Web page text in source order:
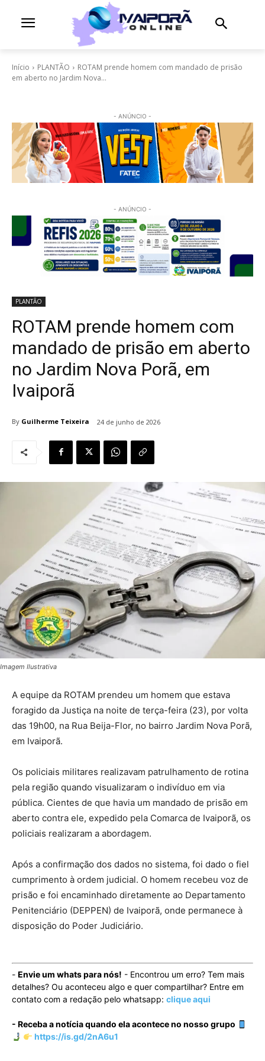
Início PLANTÃO
ROTAM prende homem com mandado de prisão
em aberto no Jardim Nova...
- ANÚNCIO -
- ANÚNCIO -
PLANTÃO
ROTAM prende homem com
mandado de prisão em aberto
no Jardim Nova Porã, em
Ivaiporã
By Guilherme Teixeira 24 de junho de 2026
Imagem Ilustrativa
A equipe da ROTAM prendeu um homem que estava
foragido da Justiça na noite de terça-feira (23), por volta
das 19h00, na Rua Beija-Flor, no bairro Jardim Nova Porã,
em Ivaiporã.
Os policiais militares realizavam patrulhamento de rotina
pela região quando visualizaram o indivíduo em via
pública. Cientes de que havia um mandado de prisão em
aberto contra ele, expedido pela Comarca de Ivaiporã, os
policiais realizaram a abordagem.
Após a confirmação dos dados no sistema, foi dado o fiel
cumprimento à ordem judicial. O homem recebeu voz de
prisão e foi encaminhado diretamente ao Departamento
Penitenciário (DEPPEN) de Ivaiporã, onde permanece à
disposição do Poder Judiciário.
- Envie um whats para nós! - Encontrou um erro? Tem mais
detalhes? Ou aconteceu algo e quer compartilhar? Entre em
contato com a redação pelo whatsapp: clique aqui
- Receba a notícia quando ela acontece no nosso grupo
https://is.gd/2nA6u1